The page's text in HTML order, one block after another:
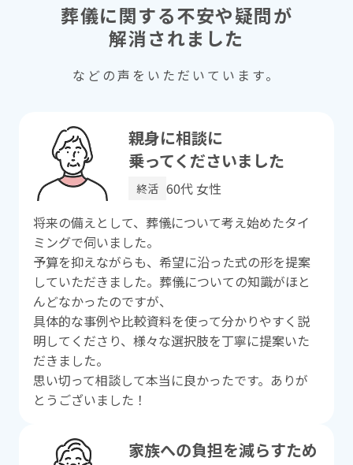
葬儀に関する不安や疑問が
解消されました
などの声をいただいています。
親⾝に相談に
乗ってくださいました
終活 60代 ⼥性
将来の備えとして、葬儀について考え始めたタイ
ミングで伺いました。
予算を抑えながらも、希望に沿った式の形を提案
していただきました。葬儀についての知識がほと
んどなかったのですが、
具体的な事例や⽐較資料を使って分かりやすく説
明してくださり、様々な選択肢を丁寧に提案いた
だきました。
思い切って相談して本当に良かったです。ありが
とうございました！
家族への負担を減らすため